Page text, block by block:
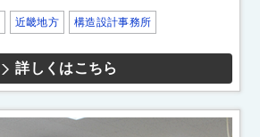
近畿地方 構造設計事務所
詳しくはこちら